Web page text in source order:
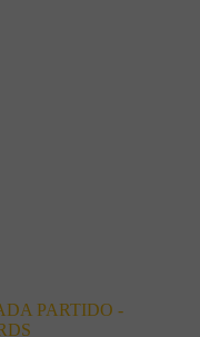
PARTIDO -